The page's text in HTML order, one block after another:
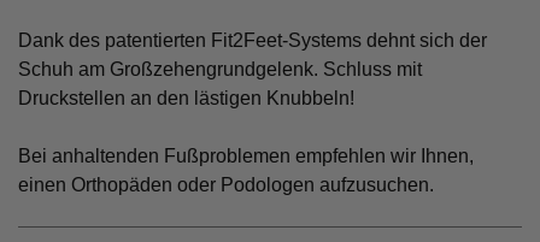
Dank des patentierten Fit2Feet-Systems dehnt sich der
Schuh am Großzehengrundgelenk. Schluss mit
Druckstellen an den lästigen Knubbeln!
Bei anhaltenden Fußproblemen empfehlen wir Ihnen,
einen Orthopäden oder Podologen aufzusuchen.